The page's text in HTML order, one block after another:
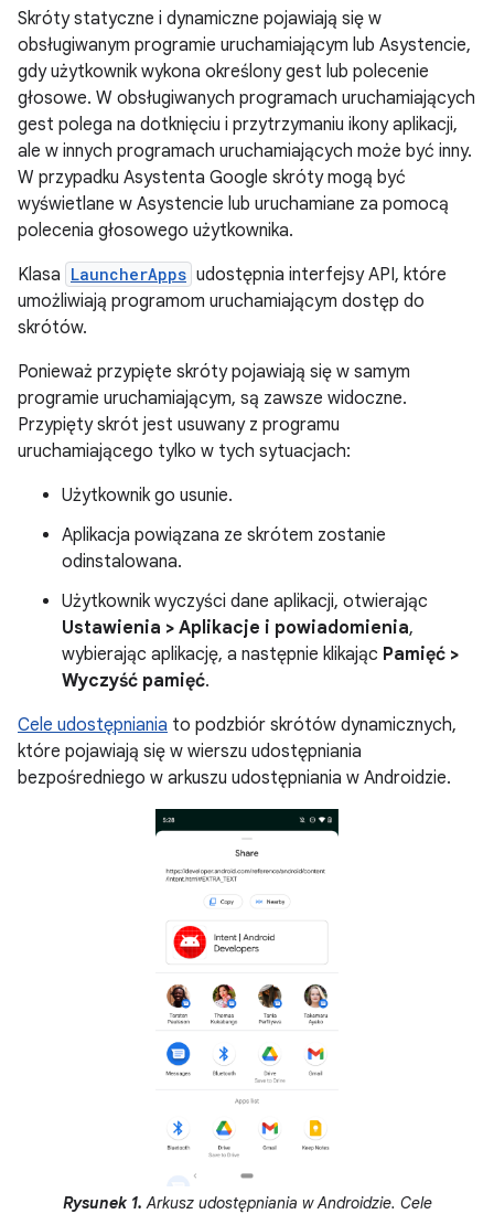
Skróty statyczne i dynamiczne pojawiają się w
obsługiwanym programie uruchamiającym lub Asystencie,
gdy użytkownik wykona określony gest lub polecenie
głosowe. W obsługiwanych programach uruchamiających
gest polega na dotknięciu i przytrzymaniu ikony aplikacji,
ale w innych programach uruchamiających może być inny.
W przypadku Asystenta Google skróty mogą być
wyświetlane w Asystencie lub uruchamiane za pomocą
polecenia głosowego użytkownika.
Klasa LauncherApps udostępnia interfejsy API, które
umożliwiają programom uruchamiającym dostęp do
skrótów.
Ponieważ przypięte skróty pojawiają się w samym
programie uruchamiającym, są zawsze widoczne.
Przypięty skrót jest usuwany z programu
uruchamiającego tylko w tych sytuacjach:
Użytkownik go usunie.
Aplikacja powiązana ze skrótem zostanie
odinstalowana.
Użytkownik wyczyści dane aplikacji, otwierając
Ustawienia > Aplikacje i powiadomienia,
wybierając aplikację, a następnie klikając Pamięć >
Wyczyść pamięć.
Cele udostępniania to podzbiór skrótów dynamicznych,
które pojawiają się w wierszu udostępniania
bezpośredniego w arkuszu udostępniania w Androidzie.
Rysunek 1. Arkusz udostępniania w Androidzie. Cele